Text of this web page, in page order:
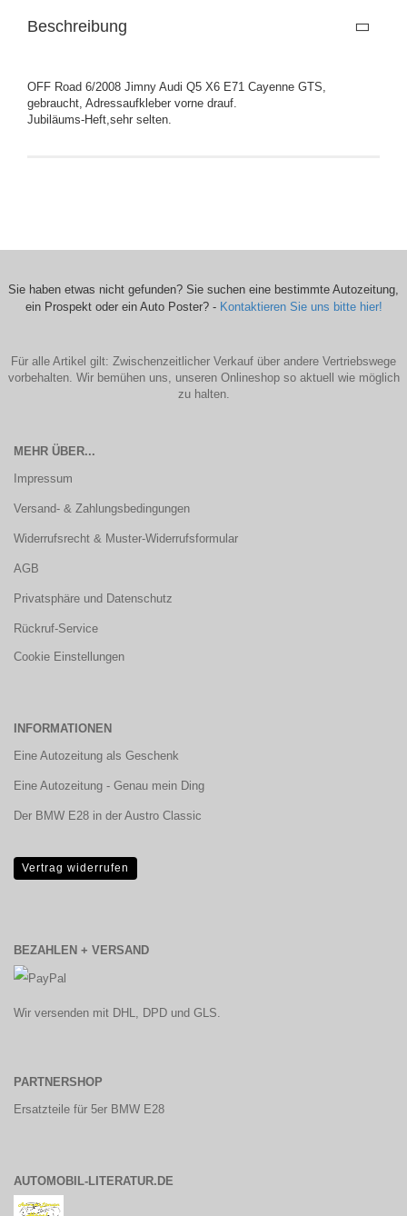
Beschreibung
OFF Road 6/2008 Jimny Audi Q5 X6 E71 Cayenne GTS,
gebraucht, Adressaufkleber vorne drauf.
Jubiläums-Heft,sehr selten.
Sie haben etwas nicht gefunden? Sie suchen eine bestimmte Autozeitung,
ein Prospekt oder ein Auto Poster? - Kontaktieren Sie uns bitte hier!
Für alle Artikel gilt: Zwischenzeitlicher Verkauf über andere Vertriebswege
vorbehalten. Wir bemühen uns, unseren Onlineshop so aktuell wie möglich
zu halten.
MEHR ÜBER...
Impressum
Versand- & Zahlungsbedingungen
Widerrufsrecht & Muster-Widerrufsformular
AGB
Privatsphäre und Datenschutz
Rückruf-Service
Cookie Einstellungen
INFORMATIONEN
Eine Autozeitung als Geschenk
Eine Autozeitung - Genau mein Ding
Der BMW E28 in der Austro Classic
Vertrag widerrufen
BEZAHLEN + VERSAND
Wir versenden mit DHL, DPD und GLS.
PARTNERSHOP
Ersatzteile für 5er BMW E28
AUTOMOBIL-LITERATUR.DE